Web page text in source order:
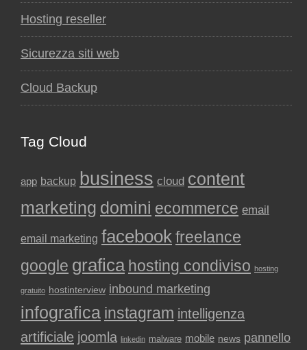
Hosting reseller
Sicurezza siti web
Cloud Backup
Tag Cloud
app backup business cloud content
marketing domini ecommerce email
email marketing facebookfreelance
google grafica hosting condiviso hosting
gratuito hostinterview inbound marketing
infografica instagram intelligenza
artificiale joomla linkedin malware mobile news pannello